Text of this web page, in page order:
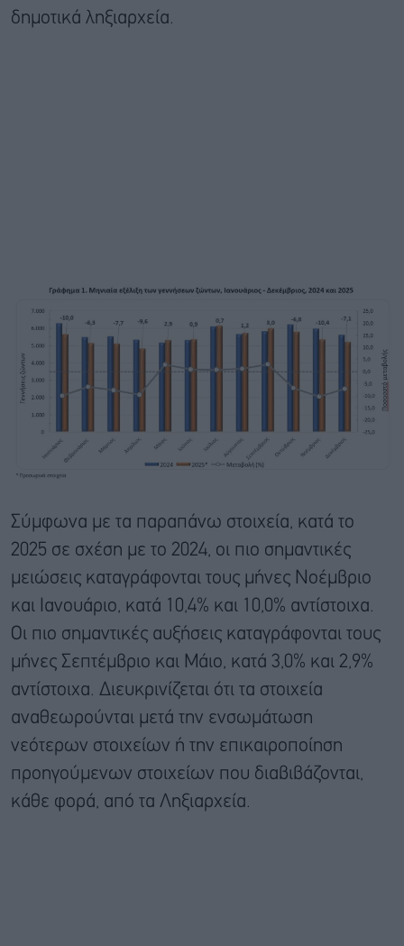
δημοτικά ληξιαρχεία.
Σύμφωνα με τα παραπάνω στοιχεία, κατά το
2025 σε σχέση με το 2024, οι πιο σημαντικές
μειώσεις καταγράφονται τους μήνες Νοέμβριο
και Ιανουάριο, κατά 10,4% και 10,0% αντίστοιχα.
Οι πιο σημαντικές αυξήσεις καταγράφονται τους
μήνες Σεπτέμβριο και Μάιο, κατά 3,0% και 2,9%
αντίστοιχα. Διευκρινίζεται ότι τα στοιχεία
αναθεωρούνται μετά την ενσωμάτωση
νεότερων στοιχείων ή την επικαιροποίηση
προηγούμενων στοιχείων που διαβιβάζονται,
κάθε φορά, από τα Ληξιαρχεία.